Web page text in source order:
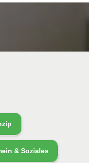
& Soziales